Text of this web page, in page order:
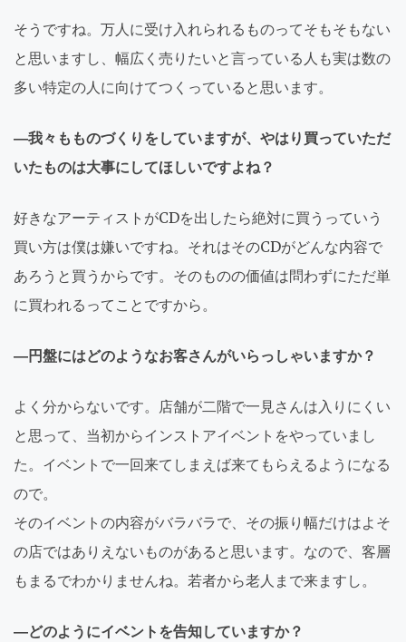
そうですね。万人に受け入れられるものってそもそもない
と思いますし、幅広く売りたいと言っている人も実は数の
多い特定の人に向けてつくっていると思います。
―我々もものづくりをしていますが、やはり買っていただ
いたものは大事にしてほしいですよね？
好きなアーティストがCDを出したら絶対に買うっていう
買い方は僕は嫌いですね。それはそのCDがどんな内容で
あろうと買うからです。そのものの価値は問わずにただ単
に買われるってことですから。
―円盤にはどのようなお客さんがいらっしゃいますか？
よく分からないです。店舗が二階で一見さんは入りにくい
と思って、当初からインストアイベントをやっていまし
た。イベントで一回来てしまえば来てもらえるようになる
ので。
そのイベントの内容がバラバラで、その振り幅だけはよそ
の店ではありえないものがあると思います。なので、客層
もまるでわかりませんね。若者から老人まで来ますし。
―どのようにイベントを告知していますか？